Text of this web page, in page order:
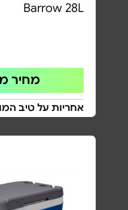
Barrow 28L
מחיר
אחריות על טיב